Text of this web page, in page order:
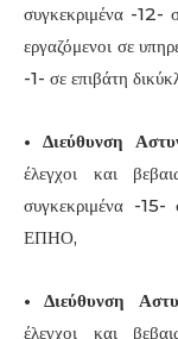
συγκεκριμένα -12-
εργαζόμενοι σε
-1- σε επιβάτη
• Διεύθυνση
έλεγχοι και
συγκεκριμένα -
ΕΠΗΟ,
• Διεύθυνση
έλεγχοι και